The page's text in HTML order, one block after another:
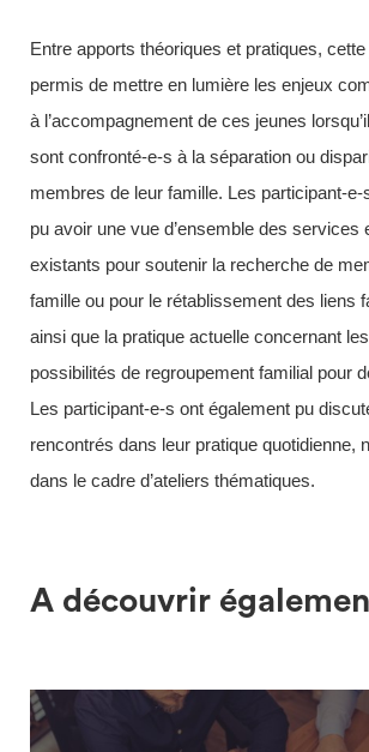
Entre apports théoriques et pratiques,
permis de mettre en lumière les enjeux
à l’accompagnement de ces jeunes
sont confronté-e-s à la séparation ou
membres de leur famille. Les participant-e-
pu avoir une vue d’ensemble des services
existants pour soutenir la recherche de
famille ou pour le rétablissement des liens
ainsi que la pratique actuelle concernant les
possibilités de regroupement familial pour
Les participant-e-s ont également pu
rencontrés dans leur pratique quotidienne,
dans le cadre d’ateliers thématiques.
A découvrir